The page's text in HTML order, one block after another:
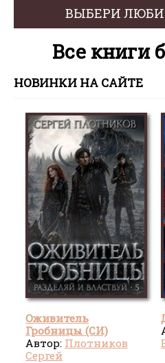
ВЫБЕРИ
Все книги
НОВИНКИ НА САЙТЕ
Оживитель
Гробницы (СИ)
Автор: Плотников
Сергей